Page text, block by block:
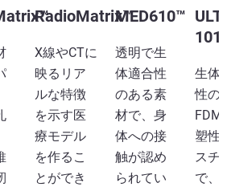
RadioMatrix™
X線やCTに
映るリア
ルな特徴
を示す医
療モデル
を作るこ
とができ
MED610™
透明で生
体適合性
のある素
材で、身
体への接
触が認め
られてい
生体
性の
FDM
塑性
スチ
で、